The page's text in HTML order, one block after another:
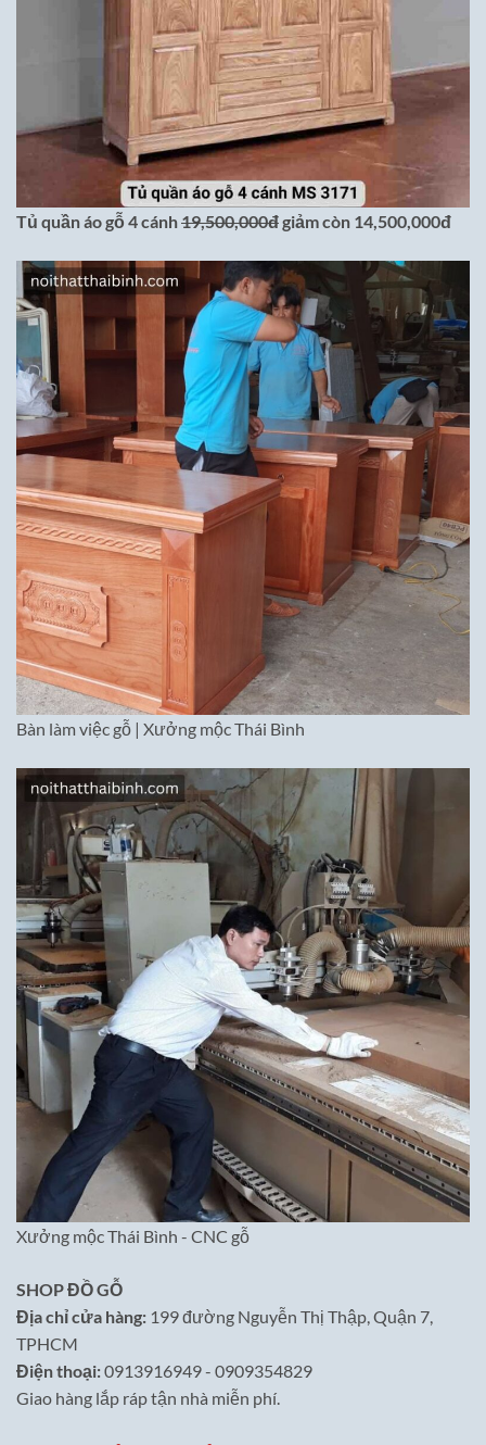
Tủ quần áo gỗ 4 cánh19,500,000đgiảm còn 14,500,000đ
Bàn làm việc gỗ | Xưởng mộc Thái Bình
Xưởng mộc Thái Bình - CNC gỗ
SHOP ĐỒ GỖ
Địa chỉ cửa hàng: 199 đường Nguyễn Thị Thập, Quận 7,
TPHCM
Điện thoại:0913916949 - 0909354829
Giao hàng lắp ráp tận nhà miễn phí.